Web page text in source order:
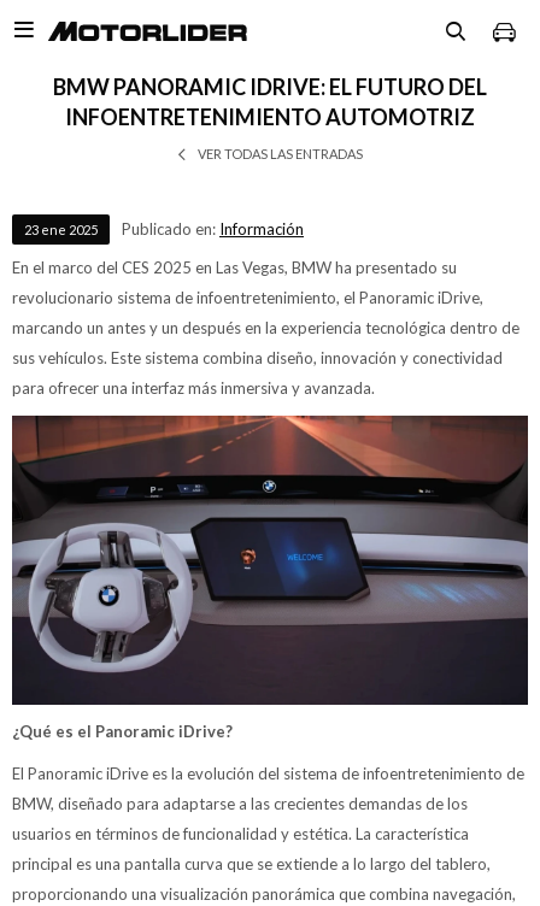

BMW PANORAMIC IDRIVE: EL FUTURO DEL
INFOENTRETENIMIENTO AUTOMOTRIZ
VER TODAS LAS ENTRADAS
23 ene 2025 Publicado en: Información
En el marco del CES 2025 en Las Vegas, BMW ha presentado su
revolucionario sistema de infoentretenimiento, el Panoramic iDrive,
marcando un antes y un después en la experiencia tecnológica dentro de
sus vehículos. Este sistema combina diseño, innovación y conectividad
para ofrecer una interfaz más inmersiva y avanzada.
¿Qué es el Panoramic iDrive?
El Panoramic iDrive es la evolución del sistema de infoentretenimiento de
BMW, diseñado para adaptarse a las crecientes demandas de los
usuarios en términos de funcionalidad y estética. La característica
principal es una pantalla curva que se extiende a lo largo del tablero,
proporcionando una visualización panorámica que combina navegación,